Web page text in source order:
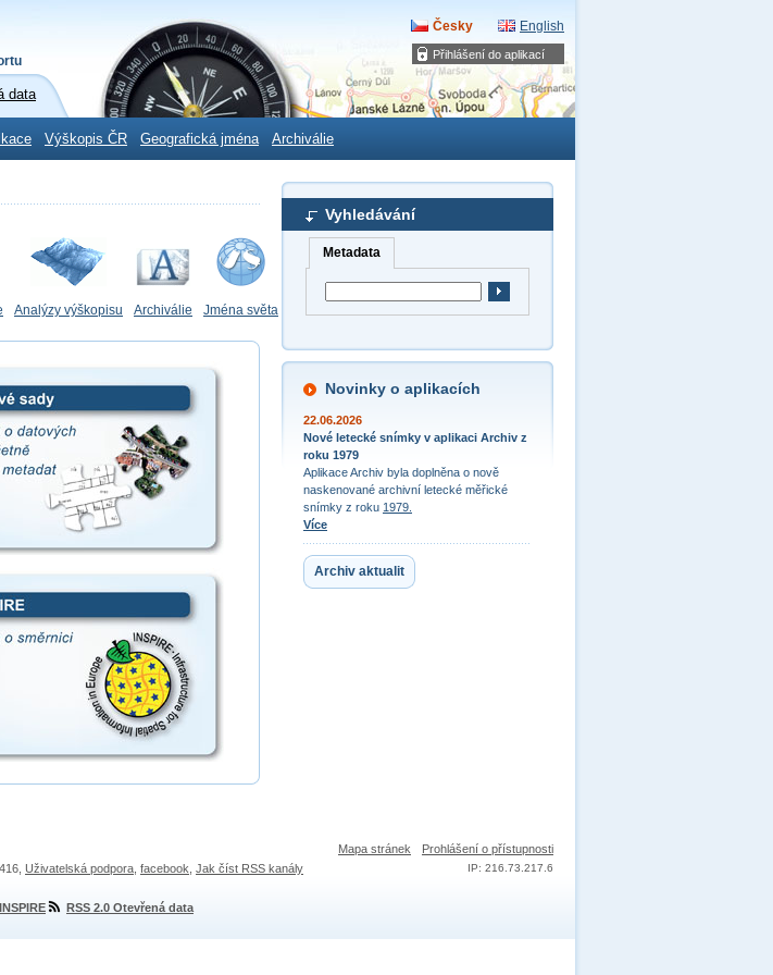
Přihlášení do aplikací
Česky English
data
Výškopis ČR Geografická jména Archiválie
Vyhledávání
Metadata
Novinky o aplikacích
22.06.2026
Nové letecké snímky v aplikaci Archiv z
roku 1979
Aplikace Archiv byla doplněna o nově
naskenované archivní letecké měřické
snímky z roku 1979.
Více
Archiv aktualit
Analýzy výškopisu Archiválie Jména světa
Mapa stránek Prohlášení o přístupnosti
IP: 216.73.217.6
Uživatelská podpora facebook Jak číst RSS kanály
RSS 2.0 Otevřená data